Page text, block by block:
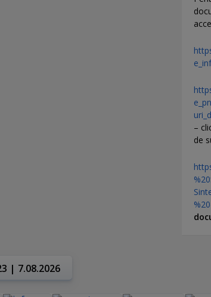
–
de
| 7.08.2026